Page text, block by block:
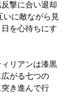
撃に合い退却
いに敵ながら見
を心待ちにす
リアンは漆黒
がる七つの
き進んで行